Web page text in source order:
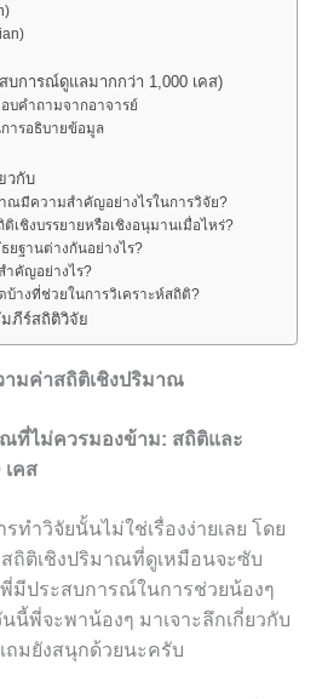
บการณ์ดูแลมากกว่า 1,000 เคส)
บคำถามจากอาจารย์
ารอธิบายข้อมูล
วกับ
าณมีความสำคัญอย่างไรในการวิจัย?
ติเชิงบรรยายหรือเชิงอนุมานเมื่อไหร่?
ยฐานต่างกันอย่างไร?
ำคัญอย่างไร?
บ้างที่ช่วยในการวิเคราะห์สถิติ?
ภีร์สถิติวิจัย
มค่าสถิติเชิงปริมาณ
ที่ไม่ควรมองข้าม: สถิติและ
คส
ทำวิจัยนั้นไม่ใช่เรื่องง่ายเลย โดย
ถิติเชิงปริมาณที่ดูเหมือนจะซับ
มีประสบการณ์ในการช่วยน้องๆ
นี้พี่จะพาน้องๆ มาเจาะลึกเกี่ยวกับ
ถมยังสนุกด้วยนะครับ